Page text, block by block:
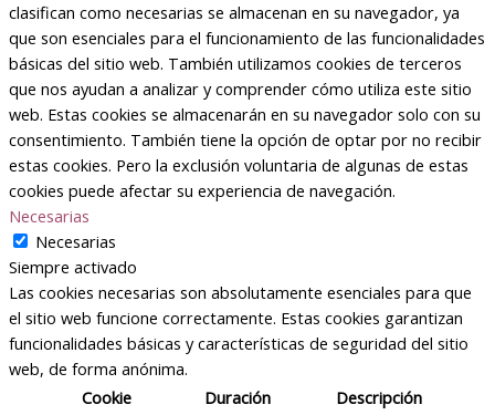
clasifican como necesarias se almacenan en su navegador, ya
que son esenciales para el funcionamiento de las funcionalidades
básicas del sitio web. También utilizamos cookies de terceros
que nos ayudan a analizar y comprender cómo utiliza este sitio
web. Estas cookies se almacenarán en su navegador solo con su
consentimiento. También tiene la opción de optar por no recibir
estas cookies. Pero la exclusión voluntaria de algunas de estas
cookies puede afectar su experiencia de navegación.
Necesarias
Necesarias
Siempre activado
Las cookies necesarias son absolutamente esenciales para que
el sitio web funcione correctamente. Estas cookies garantizan
funcionalidades básicas y características de seguridad del sitio
web, de forma anónima.
Cookie
Duración Descripción